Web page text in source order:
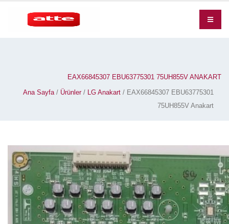
EAX66845307 EBU63775301 75UH855V ANAKART
Ana Sayfa/ Ürünler/ LG Anakart / EAX66845307 EBU63775301
75UH855V Anakart